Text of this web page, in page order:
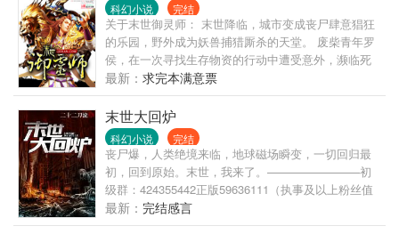
科幻小说 完结
关于末世御灵师： 末世降临，城市变成丧尸肆意猖狂
的乐园，野外成为妖兽捕猎厮杀的天堂。 废柴青年罗
侯，在一次寻找生存物资的行动中遭受意外，濒临死
亡，却激活了无意中得来的御灵指环，拥有了御使丧
尸和妖兽的逆天能力。 当无数幸存者为了生存苦苦挣
扎之时，罗侯凭借着御灵指环，走上了自己无比彪悍
的成长之路。 别人浴血奋战在丧尸、妖兽之间，罗侯
则跟在自己的灵宠后面拾取战利品！ 别人努力修炼而
效果甚微，罗侯即使在睡觉也在不断的变强！ …… 有
恩于我者，我当十倍还之；有仇于我者，我定百倍报
之！——罗侯 ...
最新： 求完本满意票
末世大回炉
科幻小说 完结
丧尸爆，人类绝境来临，地球磁场瞬变，一切回归最
初，回到原始。末世，我来了。————————初
级群：424355442正版59636111（执事及以上粉丝值
者欢迎敲门） 各位书友要是觉得《末世大回炉》还不
错的话请不要忘记向您>
最新： 完结感言